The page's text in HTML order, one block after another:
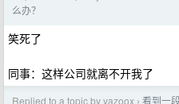
么办？
笑死了
同事：这样公司就离不开我了
Replied to a topic by yazoox › 看到一